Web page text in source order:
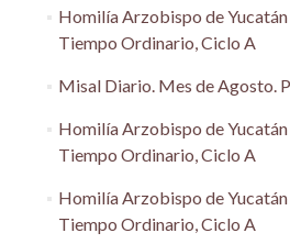
Homilía Arzobispo de
Tiempo Ordinario, Ciclo A
Misal Diario. Mes de Agosto.
Homilía Arzobispo de
Tiempo Ordinario, Ciclo A
Homilía Arzobispo de
Tiempo Ordinario, Ciclo A